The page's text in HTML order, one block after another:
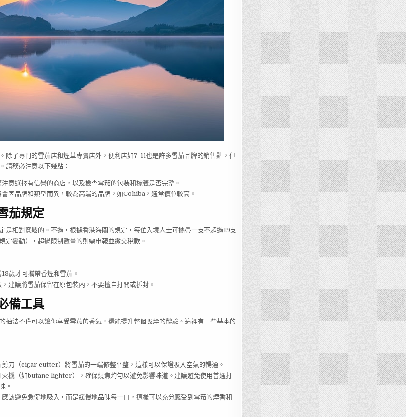
除了專門的雪茄店和煙草專賣店外，便利店如7-11也是許多雪茄品牌的銷售點，但
請務必注意以下幾點：
意選擇有信譽的商店，以及檢查雪茄的包裝和標籤是否完整。
因品牌和類型而異，較為高端的品牌，如Cohiba，通常價位較高。
茄規定
是相對寬鬆的。不過，根據香港海關的規定，每位入境人士可攜帶一支不超過19支
定變動），超過限制數量的則需申報並繳交稅款。
18歲才可攜帶香煙和雪茄。
建議將雪茄保留在原包裝內，不要擅自打開或拆封。
備工具
抽法不僅可以讓你享受雪茄的香氣，還能提升整個吸煙的體驗。這裡有一些基本的
剪刀（cigar cutter）將雪茄的一端修整平整，這樣可以保證吸入空氣的暢通。
火機（如butane lighter），確保燒焦均勻以避免影響味道。建議避免使用普通打
。
該避免急促地吸入，而是緩慢地品味每一口，這樣可以充分感受到雪茄的煙香和